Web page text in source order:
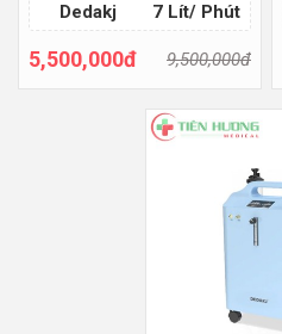
Dedakj
7 Lít/ Phút
5,500,000đ 9,500,000đ